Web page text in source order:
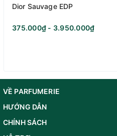
Nồng độ:
Dior Sauvage EDP
375.000₫ - 3.950.000₫
VỀ PARFUMERIE
HƯỚNG DẪN
CHÍNH SÁCH